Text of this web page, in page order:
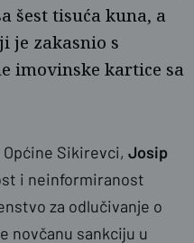
šest tisuća kuna, a
je zakasnio s
imovinske kartice sa
Sikirevci, Josip
i neinformiranost
za odlučivanje o
novčanu sankciju u